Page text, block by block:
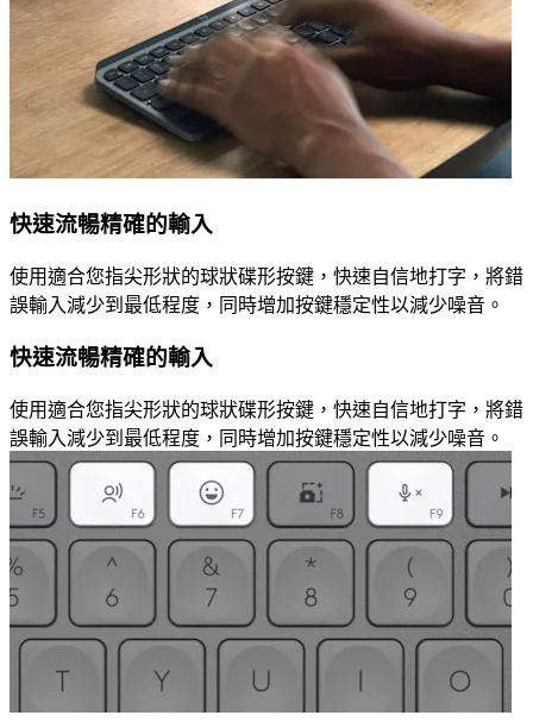
快速流暢精確的輸入
使用適合您指尖形狀的球狀碟形按鍵，快速自信地打字，將錯
誤輸入減少到最低程度，同時增加按鍵穩定性以減少噪音。
快速流暢精確的輸入
使用適合您指尖形狀的球狀碟形按鍵，快速自信地打字，將錯
誤輸入減少到最低程度，同時增加按鍵穩定性以減少噪音。